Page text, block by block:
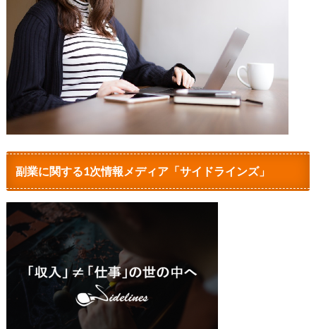
副業に関する1次情報メディア「サイドラインズ」